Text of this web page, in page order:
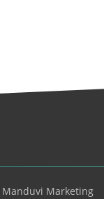
Manduvi Marketing